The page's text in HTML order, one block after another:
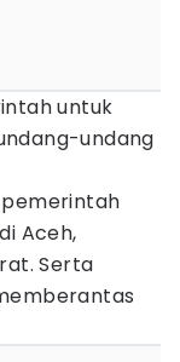
untuk
undang
Aceh,
Serta